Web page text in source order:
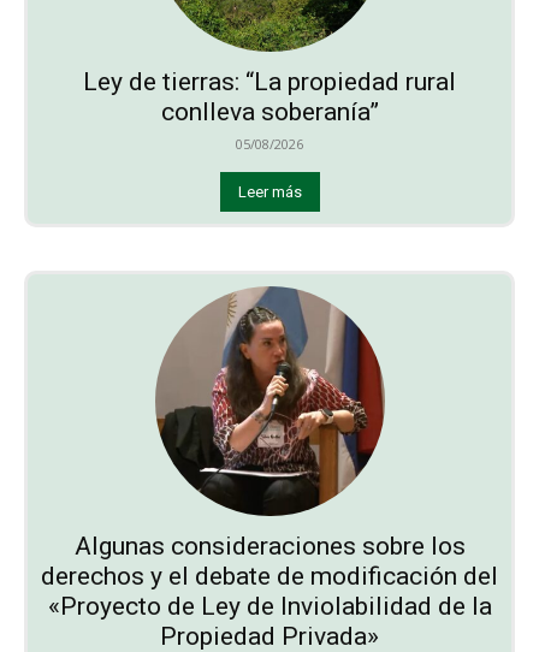
Ley de tierras: “La propiedad rural
conlleva soberanía”
05/08/2026
Leer más
Algunas consideraciones sobre los
derechos y el debate de modificación del
«Proyecto de Ley de Inviolabilidad de la
Propiedad Privada»